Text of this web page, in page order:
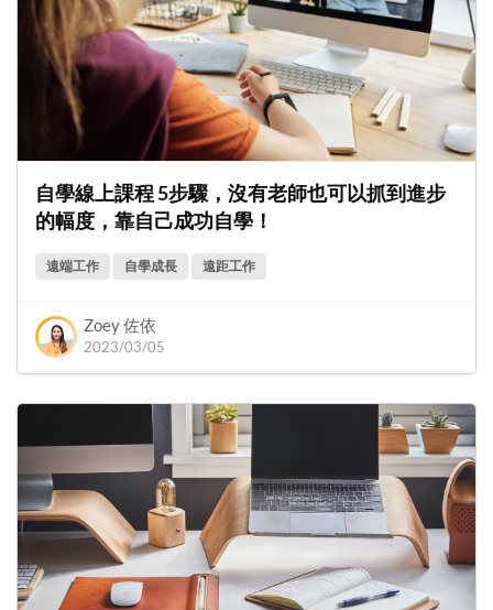
自學線上課程 5步驟，沒有老師也可以抓到進步
的幅度，靠自己成功自學！
遠端工作 自學成長 遠距工作
Zoey 佐依
2023/03/05